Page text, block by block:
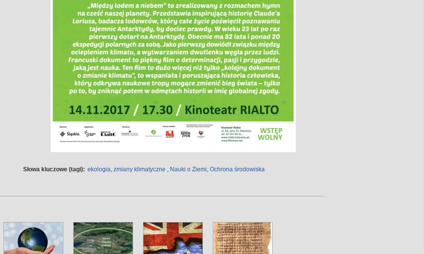
Słowa kluczowe (tagi): ekologia zmiany klimatyczne Nauki o Ziemi Ochrona środowiska